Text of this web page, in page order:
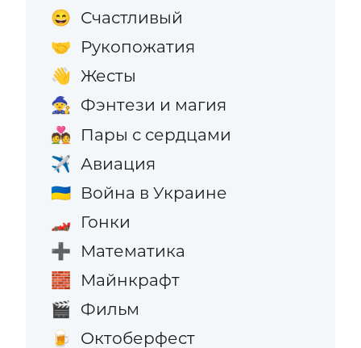
😄 Счастливый
🤝 Рукопожатия
👋 Жесты
🧙 Фэнтези и магия
💑 Пары с сердцами
✈️ Авиация
🇺🇦 Война в Украине
🏎️ Гонки
➕ Математика
🧱 Майнкрафт
🎬 Фильм
🍺 Октоберфест